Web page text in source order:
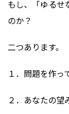
もし、「ゆるせ
のか？
二つあります。
１．問題を作っ
２．あなたの望